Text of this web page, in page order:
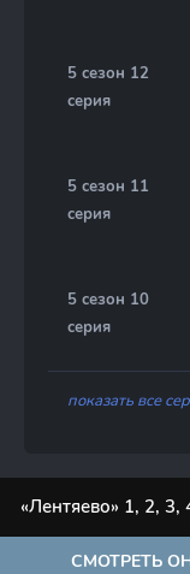
5 сезон 12
серия
5 сезон 11
серия
5 сезон 10
серия
показать все
«Лентяево» 1, 2, 3,
СМОТРЕТЬ